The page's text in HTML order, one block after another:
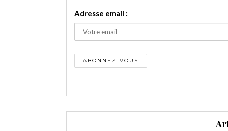
Adresse email :